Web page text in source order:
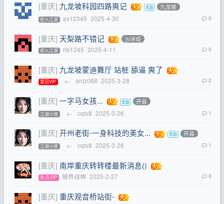
[重庆] 九龙坡科园四路爽记 九龙坡
初入江湖 ax12345 2025-4-30 0
[重庆] 天梨路不错记 沙坪坝
初入江湖 hb1245 2025-4-11 0
[重庆] 九龙坡蒙迪舞厅 站桩 舔逼 爽了
皇冠VIP ← antz088 2025-3-28 2
[重庆] 一字马女孩... 开县
江湖小侠 ← cqtv8 2025-3-26 1
[重庆] 开州老街-一身科技的美女... 开县
江湖小侠 ← cqtv8 2025-3-26 1
[重庆] 南岸重庆转转楼最新消息()
永,久VIP 狼界战神 2025-2-27 0
[重庆] 重庆观音桥站街-